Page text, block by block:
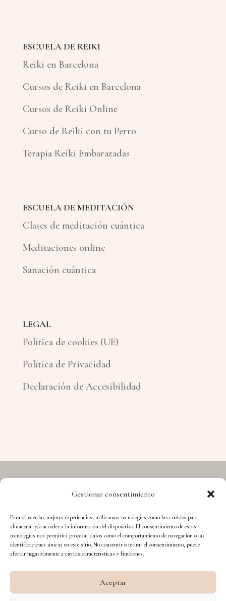
Gestionar consentimiento
Para ofrecer las mejores experiencias, utilizamos tecnologías como las cookies para
almacenar y/o acceder a la información del dispositivo. El consentimiento de estas
tecnologías nos permitirá procesar datos como el comportamiento de navegación o las
identificaciones únicas en este sitio. No consentir o retirar el consentimiento, puede
afectar negativamente a ciertas características y funciones.
Aceptar
ESCUELA DE REIKI
Reiki en Barcelona
Cursos de Reiki en Barcelona
Cursos de Reiki Online
Curso de Reiki con tu Perro
Terapia Reiki Embarazadas
ESCUELA DE MEDITACIÓN
Clases de meditación cuántica
Meditaciones online
Sanación cuántica
LEGAL
Política de cookies (UE)
Política de Privacidad
Declaración de Accesibilidad
Financiado por la Unión Europea – NextGenerationEU